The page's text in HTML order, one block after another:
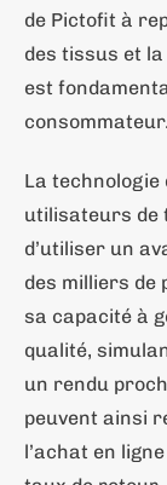
de Pictofit à
des tissus et
est
consommateur.
La
utilisateurs de
d’utiliser un
des milliers de
sa capacité à
qualité,
un rendu
peuvent ainsi
l’achat en